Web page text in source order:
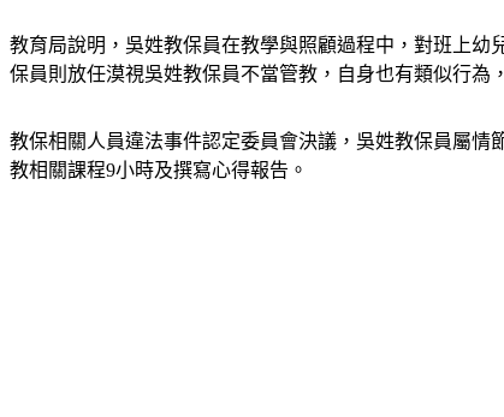
教育局說明，吳姓教保員在教學與照顧過程中，對班上
保員則放任漠視吳姓教保員不當管教，自身也有類似行為
教保相關人員違法事件認定委員會決議，吳姓教保員屬情
教相關課程9小時及撰寫心得報告。